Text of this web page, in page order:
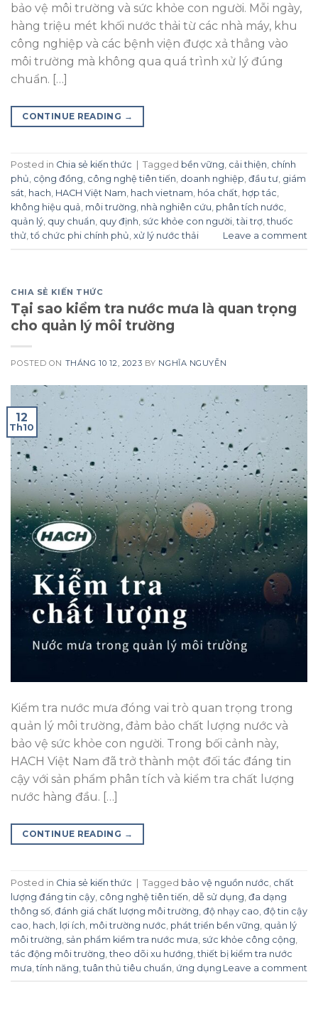
bảo vệ môi trường và sức khỏe con người. Mỗi ngày,
hàng triệu mét khối nước thải từ các nhà máy, khu
công nghiệp và các bệnh viện được xả thẳng vào
môi trường mà không qua quá trình xử lý đúng
chuẩn. […]
CONTINUE READING →
Posted in Chia sẻ kiến thức Tagged bền vững cải thiện chính
phủ cộng đồng công nghệ tiên tiến doanh nghiệp đầu tư giám
sát hach HACH Việt Nam hach vietnam hóa chất hợp tác
không hiệu quả môi trường nhà nghiên cứu phân tích nước
quản lý quy chuẩn quy định sức khỏe con người ,tài trợ ,thuốc
thử ,tổ chức phi chính phủ xử lý nước thải Leave a comment
CHIA SẺ KIẾN THỨC
Tại sao kiểm tra nước mưa là quan trọng
cho quản lý môi trường
POSTED ON THÁNG 10 12, 2023 BY NGHĨA NGUYỄN
12
Th10
Kiểm tra nước mưa đóng vai trò quan trọng trong
quản lý môi trường, đảm bảo chất lượng nước và
bảo vệ sức khỏe con người. Trong bối cảnh này,
HACH Việt Nam đã trở thành một đối tác đáng tin
cậy với sản phẩm phân tích và kiểm tra chất lượng
nước hàng đầu. […]
CONTINUE READING →
Posted in Chia sẻ kiến thức | Tagged bảo vệ nguồn nước chất
lượng đáng tin cậy công nghệ tiên tiến dễ sử dụng đa dạng
thông số đánh giá chất lượng môi trường độ nhạy cao độ tin cậy
cao hach lợi ích môi trường nước phát triển bền vững quản lý
môi trường sản phẩm kiểm tra nước mưa sức khỏe công cộng
tác động môi trường ,theo dõi xu hướng ,thiết bị kiểm tra nước
mưa ,tính năng ,tuân thủ tiêu chuẩn ứng dụng Leave a comment